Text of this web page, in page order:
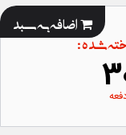
اضافه به سبد
شده :